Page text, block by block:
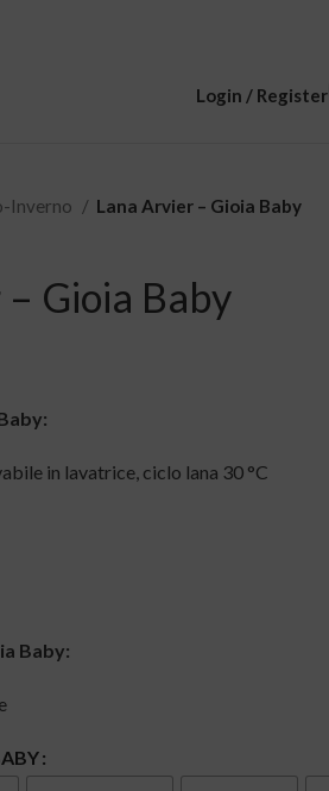
Login / Register
Inverno Lana Arvier – Gioia Baby
Gioia Baby
in lavatrice, ciclo lana 30 °C
Baby: